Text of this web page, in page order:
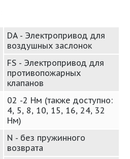
DA - Электропривод для
воздушных заслонок
FS - Электропривод для
противопожарных
клапанов
02 -2 Нм (также доступно:
4, 5, 8, 10, 15, 16, 24, 32
Нм)
N - без пружинного
возврата